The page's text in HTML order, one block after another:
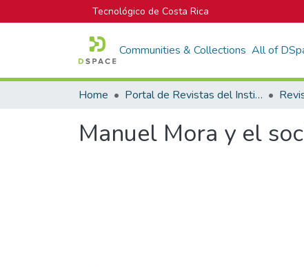
Tecnológico de Costa Rica
Communities & Collections All of
Home Portal de Revistas del Instituto Tecnológico de Costa Rica
Manuel Mora y el